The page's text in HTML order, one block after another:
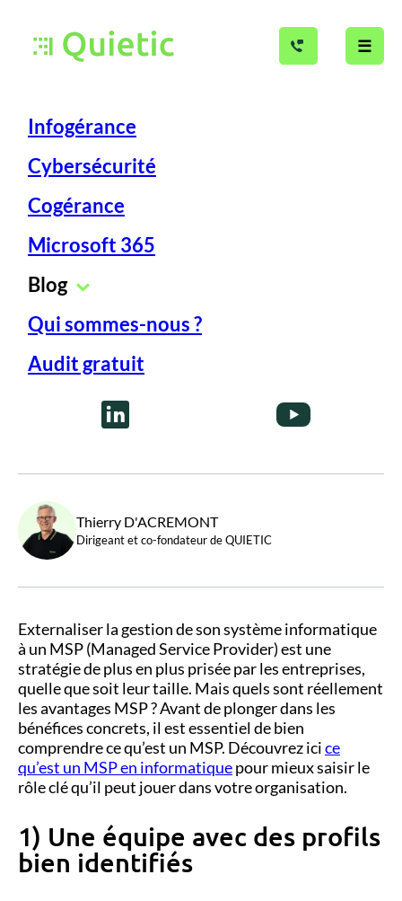
☰
Infogérance
Cybersécurité
Cogérance
Microsoft 365
Blog
Nos articles dédiés au métier
Qui sommes-nous ?
Audit gratuit
Vendredi 18 jan 2019
Concept MSP Infogérance
Les avantages MSP en
10 points
Thierry D'ACREMONT
Dirigeant et co-fondateur de QUIETIC
Externaliser la gestion de son système informatique
à un MSP (Managed Service Provider) est une
stratégie de plus en plus prisée par les entreprises,
quelle que soit leur taille. Mais quels sont réellement
les avantages MSP ? Avant de plonger dans les
bénéfices concrets, il est essentiel de bien
comprendre ce qu’est un MSP. Découvrez icice
qu’est un MSP en informatiquepour mieux saisir le
rôle clé qu’il peut jouer dans votre organisation.
1) Une équipe avec des profils
bien identifiés